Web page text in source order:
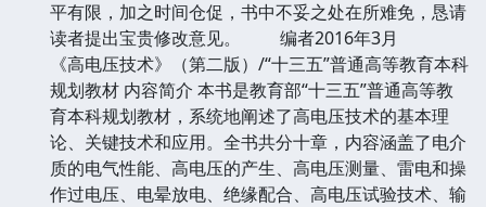
平有限，加之时间仓促，书中不妥之处在所难免，恳请
读者提出宝贵修改意见。 编者2016年3月
《高电压技术》（第二版）/“十三五”普通高等教育本科
规划教材 内容简介 本书是教育部“十三五”普通高等教
育本科规划教材，系统地阐述了高电压技术的基本理
论、关键技术和应用。全书共分十章，内容涵盖了电介
质的电气性能、高电压的产生、高电压测量、雷电和操
作过电压、电晕放电、绝缘配合、高电压试验技术、输